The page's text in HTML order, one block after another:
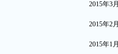
2015年3月
2015年2月
2015年1月